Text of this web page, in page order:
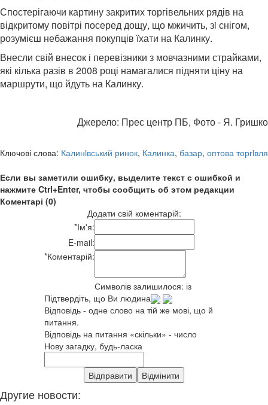
Спостерігаючи картину закритих торгівельних рядів на
відкритому повітрі посеред дощу, що мжичить, зi снігом,
розумієш небажання покупців їхати на Калинку.
Внесли свій внесок і перевізники з мовчазними страйками,
які кілька разів в 2008 році намагалися підняти ціну на
маршрути, що йдуть на Калинку.
Джерело: Прес центр ПБ, Фото - Я. Гришко
Ключові слова: Калинiвський ринок, Калинка, базар, оптова торгiвля
Если вы заметили ошибку, выделите текст с ошибкой и
нажмите Ctrl+Enter, чтобы сообщить об этом редакции
Коментарі (0)
Додати свій коментарій:
*Ім'я:
E-mail:
*Коментарій:
Символів залишилося: із
Підтвердіть, що Ви людина
Відповідь - одне слово на тій же мові, що й
питання.
Відповідь на питання «скільки» - число
Нову загадку, будь-ласка
Другие новости: